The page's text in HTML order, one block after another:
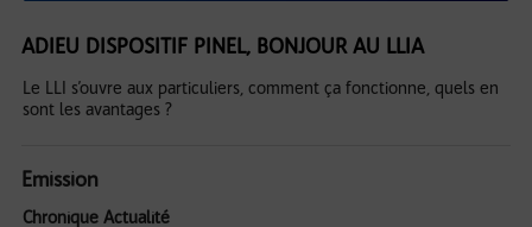
ADIEU DISPOSITIF PINEL, BONJOUR AU LLIA
Le LLI s’ouvre aux particuliers, comment ça fonctionne, quels en
sont les avantages ?
Emission
Chronique Actualité